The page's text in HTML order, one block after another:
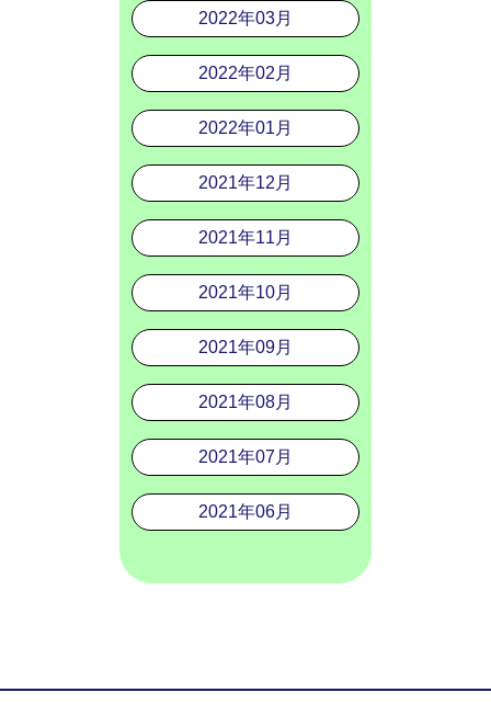
2022年03月
2022年02月
2022年01月
2021年12月
2021年11月
2021年10月
2021年09月
2021年08月
2021年07月
2021年06月